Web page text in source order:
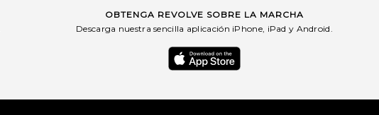
OBTENGA REVOLVE SOBRE LA MARCHA
Descarga nuestra sencilla aplicación iPhone, iPad y Android.